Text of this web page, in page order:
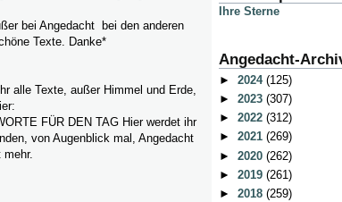
bei Angedacht bei den anderen
Texte. Danke*
alle Texte, außer Himmel und Erde,
FÜR DEN TAG Hier werdet ihr
von Augenblick mal, Angedacht
mehr.
Ihre Sterne
Angedacht-
► 2024 (125)
► 2023 (307)
► 2022 (312)
► 2021 (269)
► 2020 (262)
► 2019 (261)
► 2018 (259)